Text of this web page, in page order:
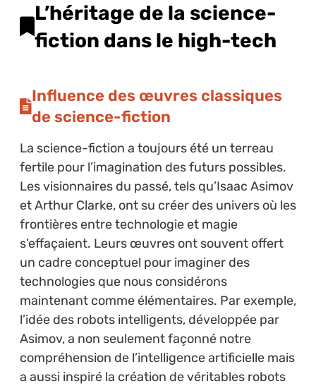
L’héritage de la science-
fiction dans le high-tech
Influence des œuvres classiques
de science-fiction
La science-fiction a toujours été un terreau
fertile pour l’imagination des futurs possibles.
Les visionnaires du passé, tels qu’Isaac Asimov
et Arthur Clarke, ont su créer des univers où les
frontières entre technologie et magie
s’effaçaient. Leurs œuvres ont souvent offert
un cadre conceptuel pour imaginer des
technologies que nous considérons
maintenant comme élémentaires. Par exemple,
l’idée des robots intelligents, développée par
Asimov, a non seulement façonné notre
compréhension de l’intelligence artificielle mais
a aussi inspiré la création de véritables robots